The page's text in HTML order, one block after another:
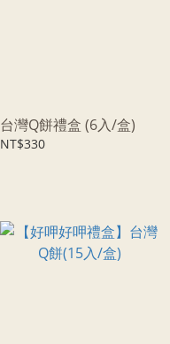
台灣Q餅禮盒 (6入/盒)
NT$330